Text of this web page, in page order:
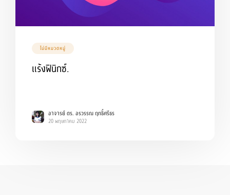
ไม่มีหมวดหมู่
แร้งฟินิกซ์.
อาจารย์ ดร. อรวรรณ ฤทธิ์ศรีธร
20 พฤษภาคม 2022